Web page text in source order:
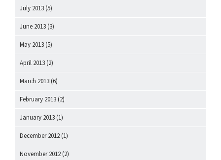
July 2013 (5)
June 2013 (3)
May 2013 (5)
April 2013 (2)
March 2013 (6)
February 2013 (2)
January 2013 (1)
December 2012 (1)
November 2012 (2)